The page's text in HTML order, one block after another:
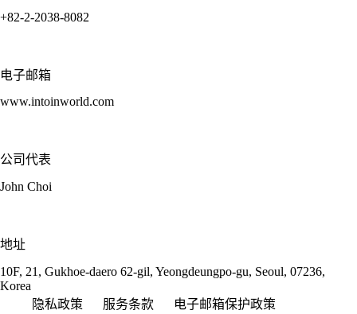
+82-2-2038-8082
电子邮箱
www.intoinworld.com
公司代表
John Choi
地址
10F, 21, Gukhoe-daero 62-gil, Yeongdeungpo-gu, Seoul, 07236,
Korea
隐私政策
服务条款 电子邮箱保护政策